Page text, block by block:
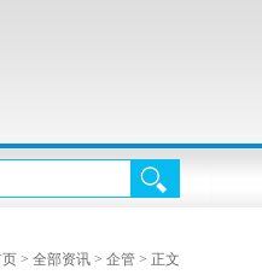
> 全部资讯> 企管> 正文